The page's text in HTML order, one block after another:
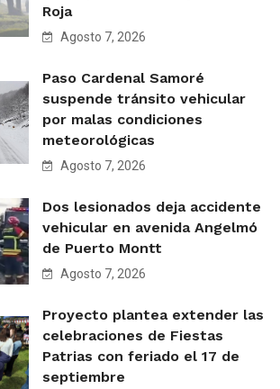
Roja
Agosto 7, 2026
Paso Cardenal Samoré
suspende tránsito vehicular
por malas condiciones
meteorológicas
Agosto 7, 2026
Dos lesionados deja accidente
vehicular en avenida Angelmó
de Puerto Montt
Agosto 7, 2026
Proyecto plantea extender las
celebraciones de Fiestas
Patrias con feriado el 17 de
septiembre